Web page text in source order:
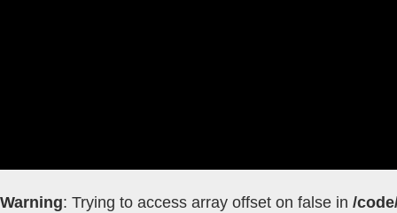
Warning: Trying to access array offset on false in /